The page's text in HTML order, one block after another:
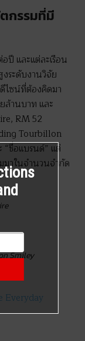
กรรมที่มี
ปี และแต่ละเรือน
ระดับงานวิจัย
ดีไซน์ที่ต้องคิดมา
ล้านบาท และ
RM 52
Tourbillon
“ชื่อแบรนด์” แต่
าในจำนวนจำกัด
Smiley
Everyday